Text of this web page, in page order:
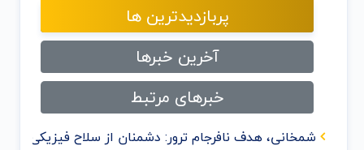
پربازدیدترین ها
آخرین خبرها
خبرهای مرتبط
شمخانی، هدف نافرجام ترور: دشمنان از سلاح فیزیکی